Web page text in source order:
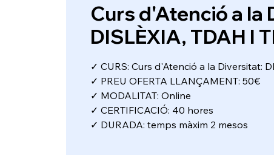
Curs d'Atenció a la
DISLÈXIA, TDAH I
✓ CURS: Curs d'Atenció a la Diversitat:
✓ PREU OFERTA LLANÇAMENT: 50€
✓ MODALITAT: Online
✓ CERTIFICACIÓ: 40 hores
✓ DURADA: temps màxim 2 mesos